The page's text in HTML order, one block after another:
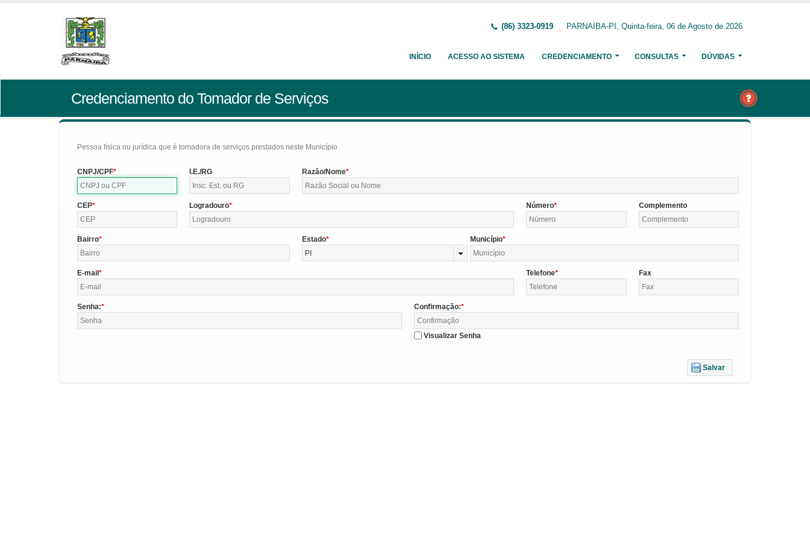
(86) 3323-0919 PARNAIBA-PI, Quinta-feira, 06 de Agosto de 2026
INÍCIO ACESSO AO SISTEMA CREDENCIAMENTO CONSULTAS DÚVIDAS
Credenciamento do Tomador de Serviços
Pessoa física ou jurídica que é tomadora de serviços prestados neste Município
CNPJ/CPF I.E./RG Razão/Nome
CEP Logradouro Número Complemento
Bairro
Estado
PI
Município
E-mail Telefone Fax
Senha: Confirmação:
Visualizar Senha
Salvar